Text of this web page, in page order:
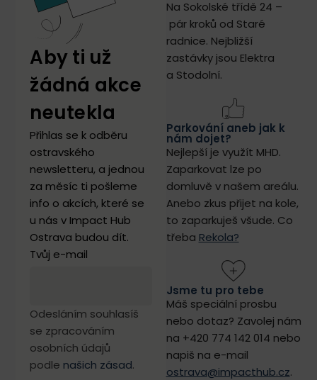
Aby ti už
žádná akce
neutekla
Přihlas se k odběru
ostravského
newsletteru, a jednou
za měsíc ti pošleme
info o akcích, které se
u nás v Impact Hub
Ostrava budou dít.
Tvůj e-mail
Odesláním souhlasíš
se zpracováním
osobních údajů
podle našich zásad.
Na Sokolské třídě 24 –
pár kroků od Staré
radnice. Nejbližší
zastávky jsou Elektra
a Stodolní.
Parkování aneb jak k
nám dojet?
Nejlepší je využít MHD.
Zaparkovat lze po
domluvě v našem areálu.
Anebo zkus přijet na kole,
to zaparkuješ všude. Co
třeba Rekola?
Jsme tu pro tebe
Máš speciální prosbu
nebo dotaz? Zavolej nám
na +420 774 142 014 nebo
napiš na e-mail
ostrava@impacthub.cz.